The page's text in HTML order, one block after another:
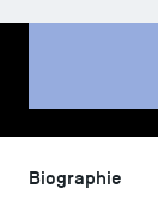
Biographie